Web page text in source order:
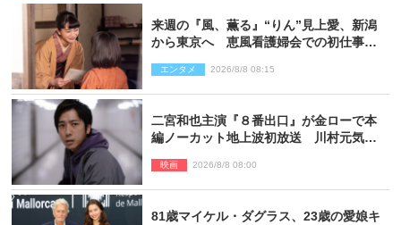
来週の『風、薫る』“りん”見上愛、新潟
から東京へ 恵風看護婦会での初仕事に
エンタメ 2026/8/8 08:15
二宮和也主演『８番出口』が金ローで本
編ノーカット地上波初放送 川村元気監
映画 2026/8/8 08:00
81歳マイケル・ダグラス、23歳の愛娘キ